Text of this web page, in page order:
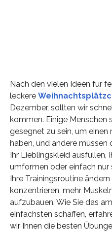
Nach den vielen Ideen für
leckere
Dezember, sollten wir
kommen. Einige Menschen
gesegnet zu sein, um einen
haben, und andere müssen
Ihr Lieblingskleid ausfüllen,
umformen oder einfach nur
Ihre Trainingsroutine
konzentrieren, mehr
aufzubauen. Wie Sie das
einfachsten schaffen,
wir Ihnen die besten